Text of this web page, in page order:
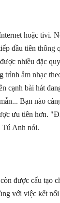
hoặc tivi.
đầu tiên thông
nhiều đặc
trình âm nhạc
cạnh bài hát
Bạn nào
ưu tiên hơn.
Tú Anh nói.
được cấu tạo
với việc kết